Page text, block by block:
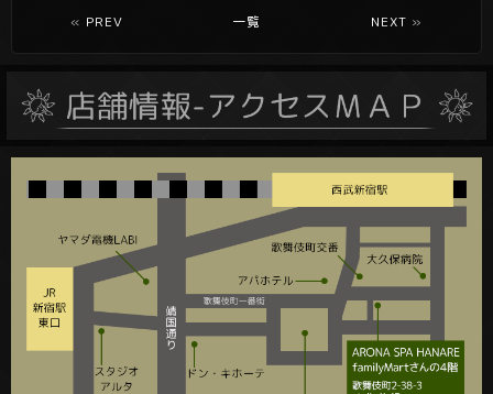
« PREV 一覧 NEXT »